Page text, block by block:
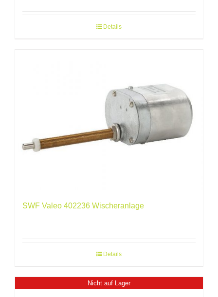
Details
SWF Valeo 402236 Wischeranlage
Details
Nicht auf Lager